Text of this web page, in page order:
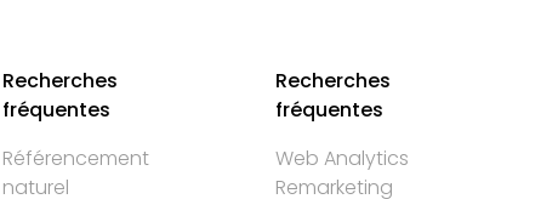
Recherches
fréquentes
Référencement
naturel
Recherches
fréquentes
Web Analytics
Remarketing